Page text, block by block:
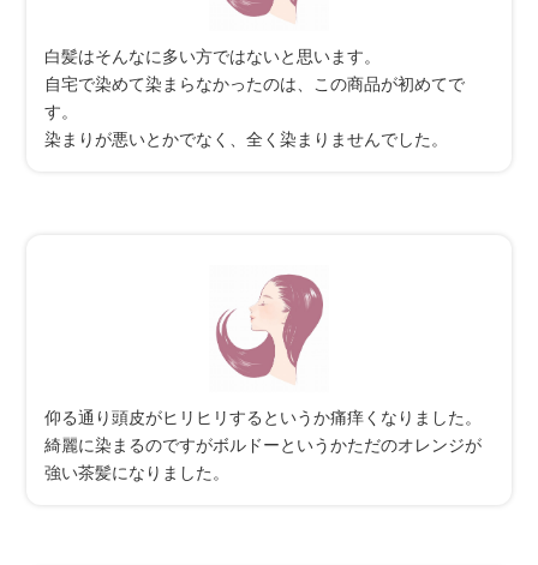
白髪はそんなに多い方ではないと思います。
自宅で染めて染まらなかったのは、この商品が初めてで
す。
染まりが悪いとかでなく、全く染まりませんでした。
仰る通り頭皮がヒリヒリするというか痛痒くなりました。
綺麗に染まるのですがボルドーというかただのオレンジが
強い茶髪になりました。